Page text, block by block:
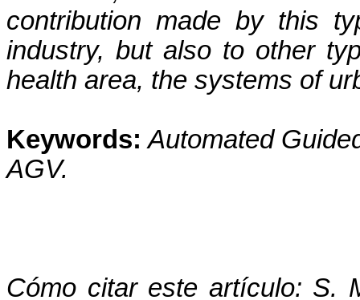
contribution made by this
industry, but also to other
health area, the systems of
Keywords: Automated
AGV.
Cómo citar este artículo: S.